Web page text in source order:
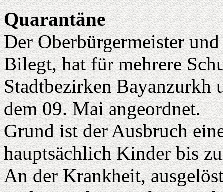
Quarantäne
Der Oberbürgermeister
Bilegt, hat für mehrere
Stadtbezirken Bayanzurkh
dem 09. Mai angeordnet.
Grund ist der Ausbruch
hauptsächlich Kinder bis
An der Krankheit,